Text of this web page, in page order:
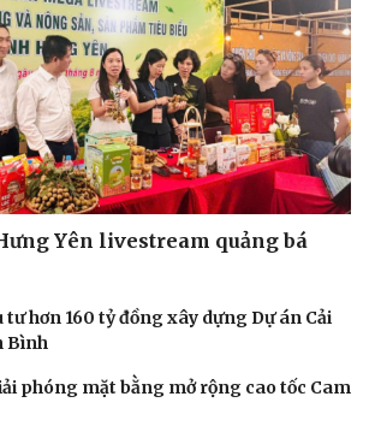
Yên livestream quảng bá
hơn 160 tỷ đồng xây dựng Dự án Cải
Bình
phóng mặt bằng mở rộng cao tốc Cam